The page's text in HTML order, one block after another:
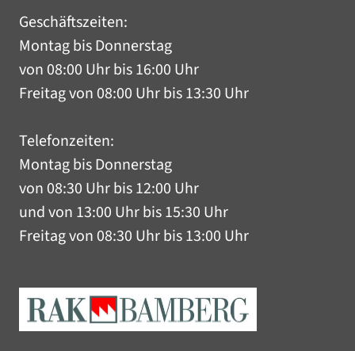
Geschäftszeiten:
Montag bis Donnerstag
von 08:00 Uhr bis 16:00 Uhr
Freitag von 08:00 Uhr bis 13:30 Uhr
Telefonzeiten:
Montag bis Donnerstag
von 08:30 Uhr bis 12:00 Uhr
und von 13:00 Uhr bis 15:30 Uhr
Freitag von 08:30 Uhr bis 13:00 Uhr